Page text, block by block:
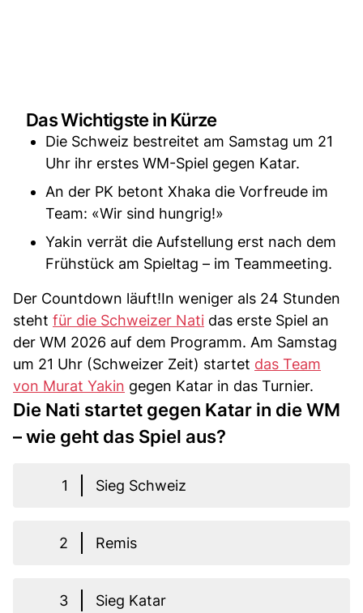
Das Wichtigste in Kürze
Die Schweiz bestreitet am Samstag um 21
Uhr ihr erstes WM-Spiel gegen Katar.
An der PK betont Xhaka die Vorfreude im
Team: «Wir sind hungrig!»
Yakin verrät die Aufstellung erst nach dem
Frühstück am Spieltag – im Teammeeting.
Der Countdown läuft!In weniger als 24 Stunden
steht für die Schweizer Nati das erste Spiel an
der WM 2026 auf dem Programm. Am Samstag
um 21 Uhr (Schweizer Zeit) startet das Team
von Murat Yakin gegen Katar in das Turnier.
Die Nati startet gegen Katar in die WM
– wie geht das Spiel aus?
1 Sieg Schweiz
2 Remis
3
Sieg Katar